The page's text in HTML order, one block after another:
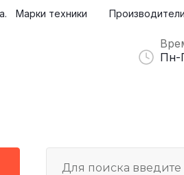
Марки техники
Пн-